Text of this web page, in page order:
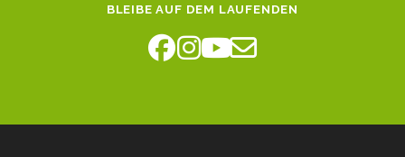
BLEIBE AUF DEM LAUFENDEN